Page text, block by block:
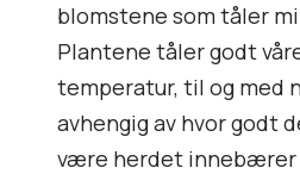
blomstene som tåler
Plantene tåler godt
temperatur, til og med
avhengig av hvor godt
være herdet innebærer